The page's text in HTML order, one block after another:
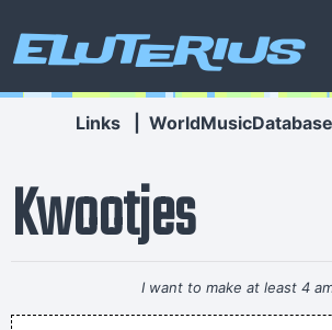
Eluterius
Links WorldMusicDatabase
Kwootjes
I want to make at least 4
Vrouw (33) blaast positief uit na klap